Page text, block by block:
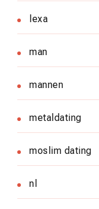
lexa
man
mannen
metaldating
moslim dating
nl